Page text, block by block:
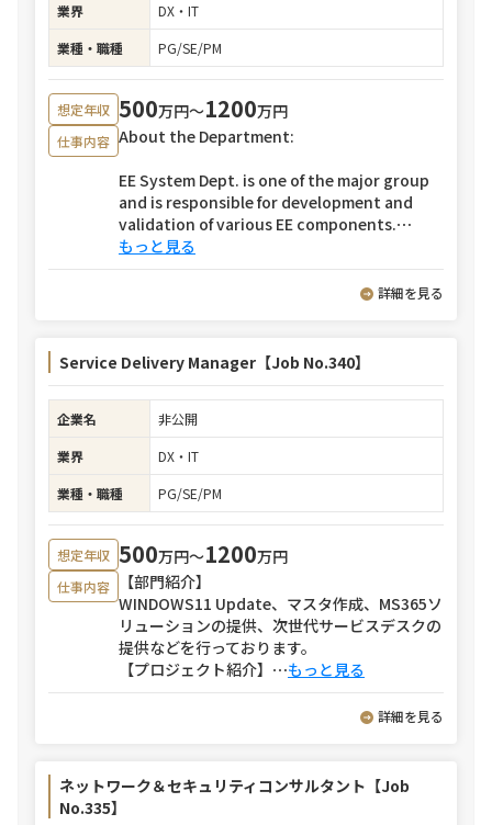
業界
DX・IT
業種・職種
PG/SE/PM
想定年収 500万円〜1200万円
仕事内容 About the Department:
EE System Dept. is one of the major group
and is responsible for development and
validation of various EE components.⋯
もっと見る
詳細を見る
Service Delivery Manager【Job No.340】
企業名
非公開
業界
DX・IT
業種・職種
PG/SE/PM
想定年収 500万円〜1200万円
仕事内容
【部門紹介】
WINDOWS11 Update、マスタ作成、MS365ソ
リューションの提供、次世代サービスデスクの
提供などを行っております。
【プロジェクト紹介】 ⋯もっと見る
詳細を見る
ネットワーク＆セキュリティコンサルタント【Job
No.335】